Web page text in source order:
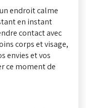
endroit calme
en instant
contact avec
corps et visage,
envies et vos
ce moment de